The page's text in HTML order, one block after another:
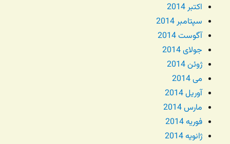
اکتبر 2014
سپتامبر 2014
آگوست 2014
جولای 2014
ژوئن 2014
می 2014
آوریل 2014
مارس 2014
فوریه 2014
ژانویه 2014